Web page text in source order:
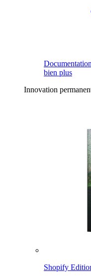
bien plus
Innovation
Shopify